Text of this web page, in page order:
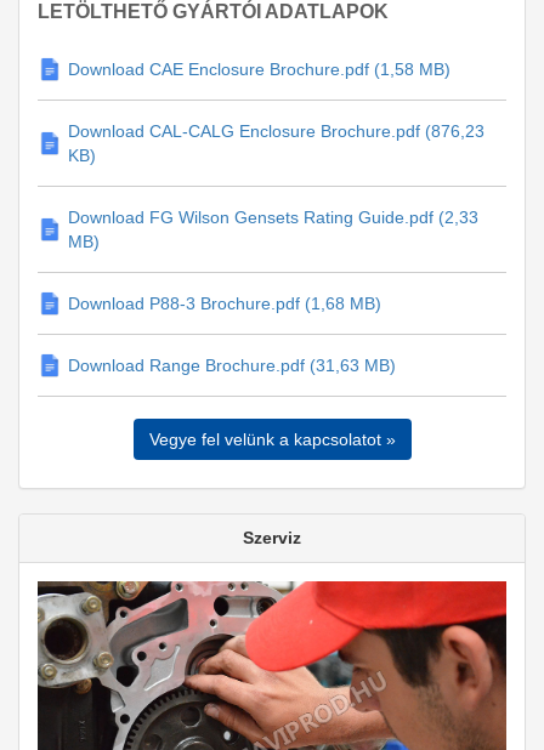
LETÖLTHETŐ GYÁRTÓI ADATLAPOK
Download CAE Enclosure Brochure.pdf (1,58 MB)
Download CAL-CALG Enclosure Brochure.pdf (876,23
KB)
Download FG Wilson Gensets Rating Guide.pdf (2,33
MB)
Download P88-3 Brochure.pdf (1,68 MB)
Download Range Brochure.pdf (31,63 MB)
Vegye fel velünk a kapcsolatot »
Szerviz